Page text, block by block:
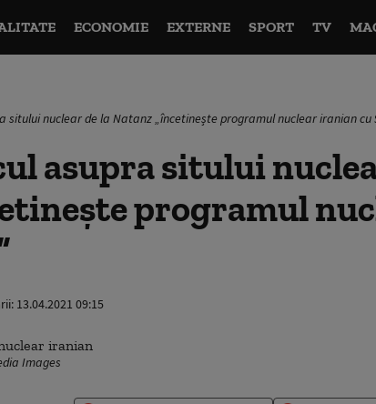
ECONOMIE EXTERNE SPORT TV
sitului nuclear de la Natanz „încetinește programul nuclear iranian cu
asupra sitului
programul
13.04.2021 09:15
Images